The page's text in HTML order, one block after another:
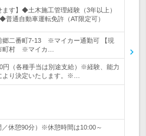
ます】◆土木施工管理経験（3年以上）
通自動車運転免許（AT限定可）
郷二番町7-13 ※マイカー通勤可 【現
町村 ※マイカ…
円（各種手当は別途支給）※経験、能力
より決定いたします。※…
／休憩90分）※休憩時間は10:00～